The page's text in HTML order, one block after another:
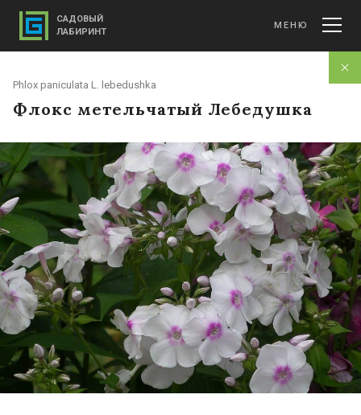
Phlox paniculata L. lebedushka
Флокс метельчатый Лебедушка
САДОВЫЙ
ЛАБИРИНТ
МЕНЮ